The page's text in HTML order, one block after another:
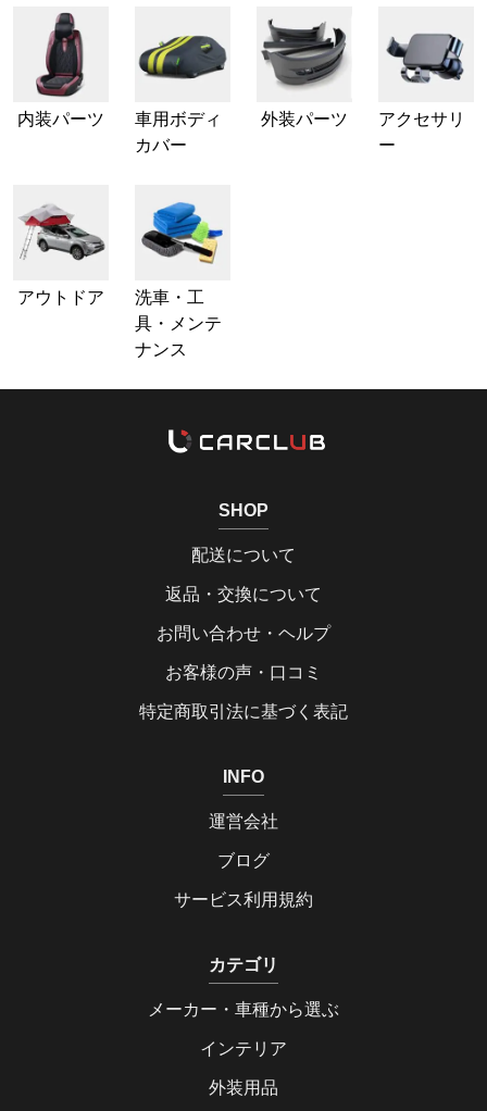
内装パーツ
車用ボディ
カバー
外装パーツ
アクセサリ
ー
アウトドア
洗車・工
具・メンテ
ナンス
SHOP
配送について
返品・交換について
お問い合わせ・ヘルプ
お客様の声・口コミ
特定商取引法に基づく表記
INFO
運営会社
ブログ
サービス利用規約
カテゴリ
メーカー・車種から選ぶ
インテリア
外装用品